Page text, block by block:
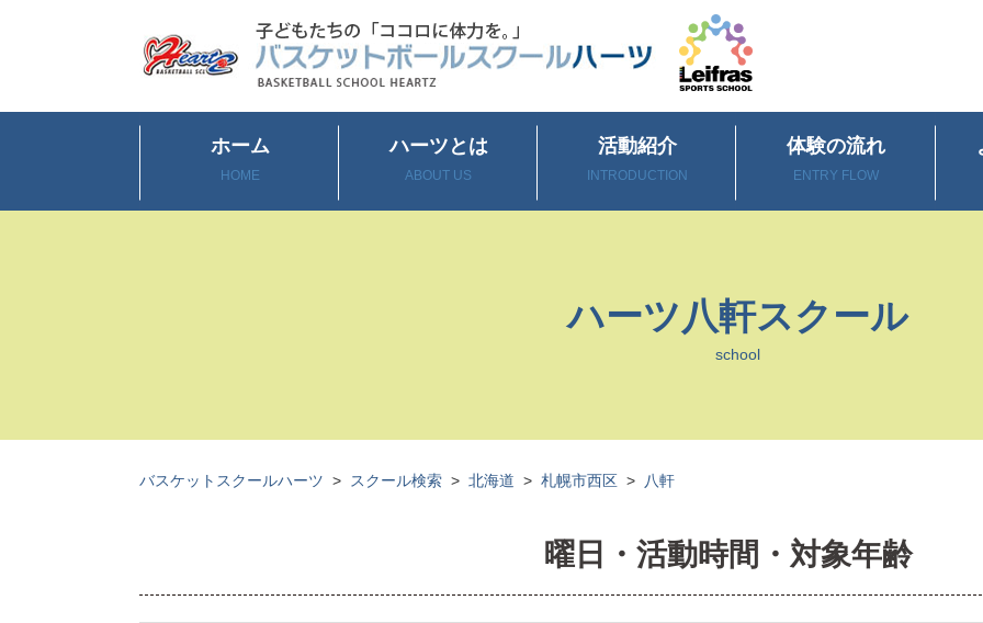
ホーム
HOME
ハーツとは
ABOUT US
活動紹介
INTRODUCTION
体験の流れ
ENTRY FLOW
ハーツ八軒スクール
school
バスケットスクールハーツ > スクール検索 > 北海道 > 札幌市西区 > 八軒
曜日・活動時間・対象年齢